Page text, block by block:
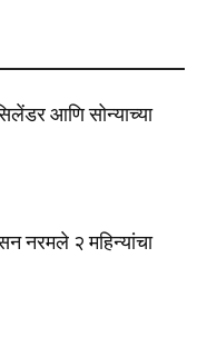
आणि सोन्याच्या
नरमले २ महिन्यांचा